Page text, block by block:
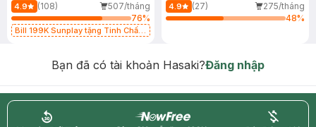
4.9 (108)
507/tháng
76%
Bill 199K Sunplay tặng Tinh Chất
4.9 (27)
275/tháng
48%
Bạn đã có tài khoản Hasaki?Đăng nhập